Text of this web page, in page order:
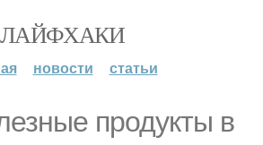
ЛАЙФХАКИ
новости статьи
продукты в